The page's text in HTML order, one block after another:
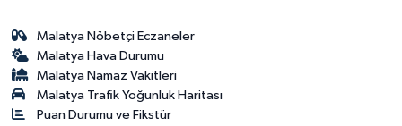
Malatya Nöbetçi Eczaneler
Malatya Hava Durumu
Malatya Namaz Vakitleri
Malatya Trafik Yoğunluk Haritası
Puan Durumu ve Fikstür